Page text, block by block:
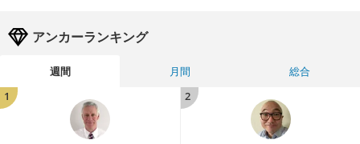
アンカーランキング
週間 月間
総合
1
2